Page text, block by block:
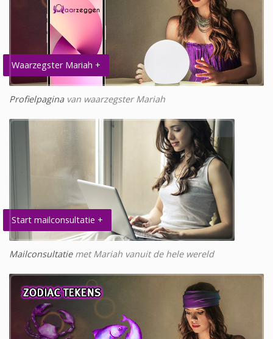
Waarzegster Mariah +
Profielpaginavan waarzegster Mariah
Start mailconsultatie +
Mailconsultatiemet Mariah vanuit de hele wereld